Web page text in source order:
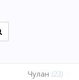
Чулан (23)